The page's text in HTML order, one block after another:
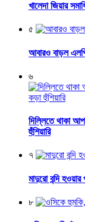
খালেদা জিয়ার
৫
আবারও বাড়ল
৬
দিল্লিতে থাকা
হুঁশিয়ারি
৭
মাদুরো বন্দি
৮